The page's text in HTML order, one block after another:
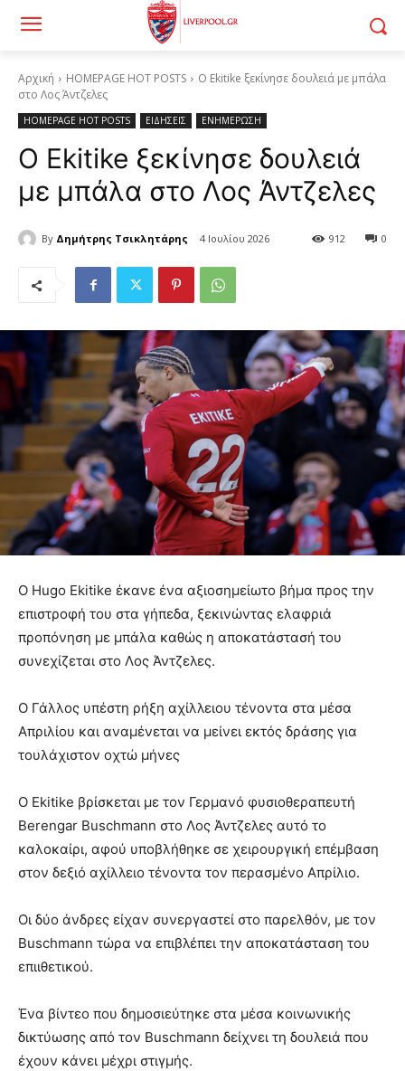
Αρχική HOMEPAGE HOT POSTS
Ο Ekitike ξεκίνησε δουλειά με μπάλα
στο Λος Άντζελες
HOMEPAGE HOT POSTS ΕΙΔΗΣΕΙΣ ΕΝΗΜΕΡΩΣΗ
Ο Ekitike ξεκίνησε δουλειά
με μπάλα στο Λος Άντζελες
By Δημήτρης Τσικλητάρης 4 Ιουλίου 2026 0
912
Ο Hugo Ekitike έκανε ένα αξιοσημείωτο βήμα προς την
επιστροφή του στα γήπεδα, ξεκινώντας ελαφριά
προπόνηση με μπάλα καθώς η αποκατάστασή του
συνεχίζεται στο Λος Άντζελες.
Ο Γάλλος υπέστη ρήξη αχίλλειου τένοντα στα μέσα
Απριλίου και αναμένεται να μείνει εκτός δράσης για
τουλάχιστον οχτώ μήνες
Ο Ekitike βρίσκεται με τον Γερμανό φυσιοθεραπευτή
Berengar Buschmann στο Λος Άντζελες αυτό το
καλοκαίρι, αφού υποβλήθηκε σε χειρουργική επέμβαση
στον δεξιό αχίλλειο τένοντα τον περασμένο Απρίλιο.
Οι δύο άνδρες είχαν συνεργαστεί στο παρελθόν, με τον
Buschmann τώρα να επιβλέπει την αποκατάσταση του
επιιθετικού.
Ένα βίντεο που δημοσιεύτηκε στα μέσα κοινωνικής
δικτύωσης από τον Buschmann δείχνει τη δουλειά που
έχουν κάνει μέχρι στιγμής.